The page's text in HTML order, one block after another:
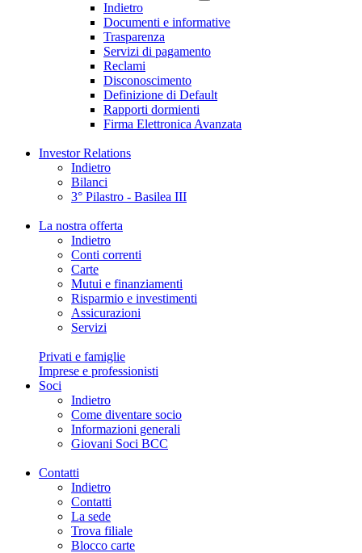
Indietro
Documenti e informative
Trasparenza
Servizi di pagamento
Reclami
Disconoscimento
Definizione di Default
Rapporti dormienti
Firma Elettronica Avanzata
Investor Relations
Indietro
Bilanci
3° Pilastro - Basilea III
La nostra offerta
Indietro
Conti correnti
Carte
Mutui e finanziamenti
Risparmio e investimenti
Assicurazioni
Servizi
Privati e famiglie
Imprese e professionisti
Soci
Indietro
Come diventare socio
Informazioni generali
Giovani Soci BCC
Contatti
Indietro
Contatti
La sede
Trova filiale
Blocco carte